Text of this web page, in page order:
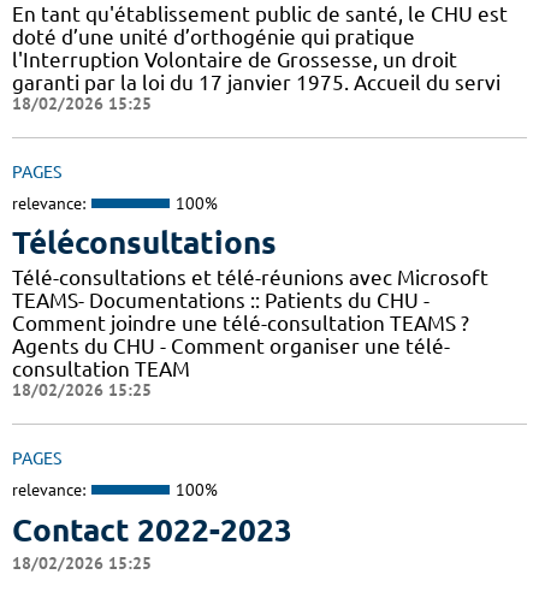
En tant qu'établissement public de santé, le CHU est
doté d’une unité d’orthogénie qui pratique
l'Interruption Volontaire de Grossesse, un droit
garanti par la loi du 17 janvier 1975. Accueil du servi
18/02/2026 15:25
PAGES
relevance: 100%
Téléconsultations
Télé-consultations et télé-réunions avec Microsoft
TEAMS- Documentations :: Patients du CHU -
Comment joindre une télé-consultation TEAMS ?
Agents du CHU - Comment organiser une télé-
consultation TEAM
18/02/2026 15:25
PAGES
relevance: 100%
Contact 2022-2023
18/02/2026 15:25